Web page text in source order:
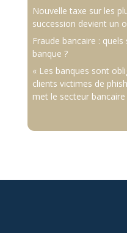
Nouvelle taxe sur les
succession devient un
Fraude bancaire :
banque ?
« Les banques sont
clients victimes de
met le secteur